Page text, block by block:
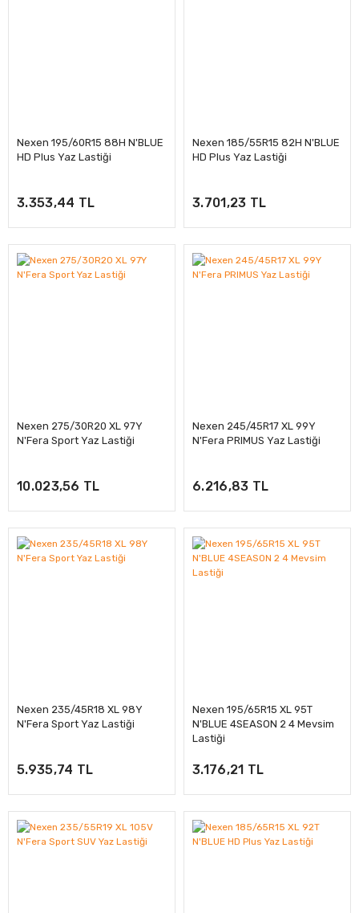
Nexen 195/60R15 88H N'BLUE
HD Plus Yaz Lastiği
3.353,44 TL
Nexen 185/55R15 82H N'BLUE
HD Plus Yaz Lastiği
3.701,23 TL
Nexen 275/30R20 XL 97Y
N'Fera Sport Yaz Lastiği
10.023,56 TL
Nexen 245/45R17 XL 99Y
N'Fera PRIMUS Yaz Lastiği
6.216,83 TL
Nexen 235/45R18 XL 98Y
N'Fera Sport Yaz Lastiği
5.935,74 TL
Nexen 195/65R15 XL 95T
N'BLUE 4SEASON 2 4 Mevsim
Lastiği
3.176,21 TL